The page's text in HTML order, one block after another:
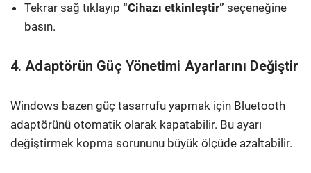
Tekrar sağ tıklayıp “Cihazı etkinleştir” seçeneğine
basın.
4. Adaptörün Güç Yönetimi Ayarlarını Değiştir
Windows bazen güç tasarrufu yapmak için Bluetooth
adaptörünü otomatik olarak kapatabilir. Bu ayarı
değiştirmek kopma sorununu büyük ölçüde azaltabilir.